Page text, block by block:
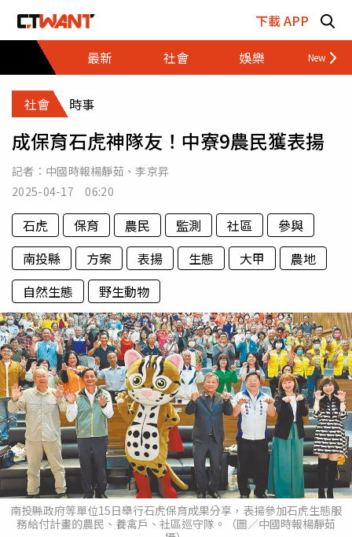
下載 APP
最新
社會 娛樂 財經
社會 時事
成保育石虎神隊友！中寮9農民獲表揚
記者： 中國時報楊靜茹 、李京昇
2025-04-17 06:20
石虎 保育 農民 監測 社區
參與
南投縣
方案 表揚 生態 大甲
農地
自然生態
野生動物
南投縣政府等單位15日舉行石虎保育成果分享，表揚參加石虎生態服
務給付計畫的農民、養禽戶、社區巡守隊。（圖／中國時報楊靜茹